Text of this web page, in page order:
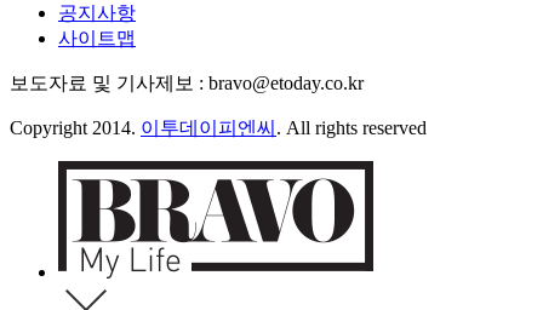
공지사항
사이트맵
보도자료 및 기사제보 : bravo@etoday.co.kr
Copyright 2014. 이투데이피엔씨 . All rights reserved